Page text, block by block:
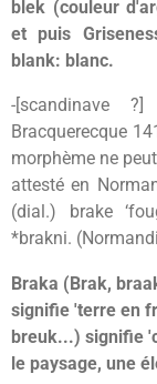
blek (couleur
et puis
blank: blanc.
-[scandinave ?]
Bracquerecque
morphème ne
attesté en
(dial.) brake
*brakni.
Braka (Brak,
signifie 'terre en
breuk...) signifie
le paysage, une